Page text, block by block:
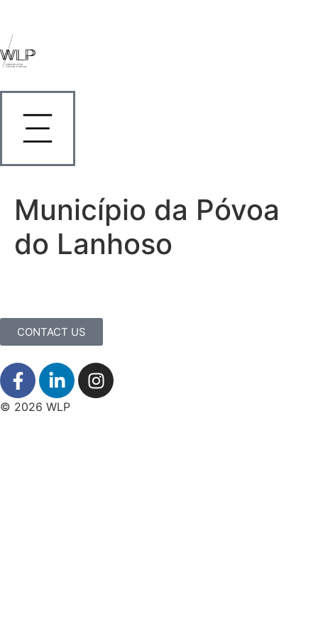
Município da Póvoa
do Lanhoso
CONTACT US
© 2026 WLP